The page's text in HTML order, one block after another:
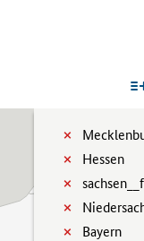
Hessen
Bayern